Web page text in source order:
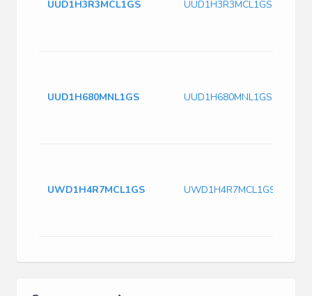
UUD1H3R3MCL1GS UUD1H3R3MCL1GS
UUD1H680MNL1GS UUD1H680MNL1GS
UWD1H4R7MCL1GS UWD1H4R7MCL1GS